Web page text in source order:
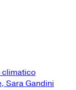
climatico
Sara Gandini